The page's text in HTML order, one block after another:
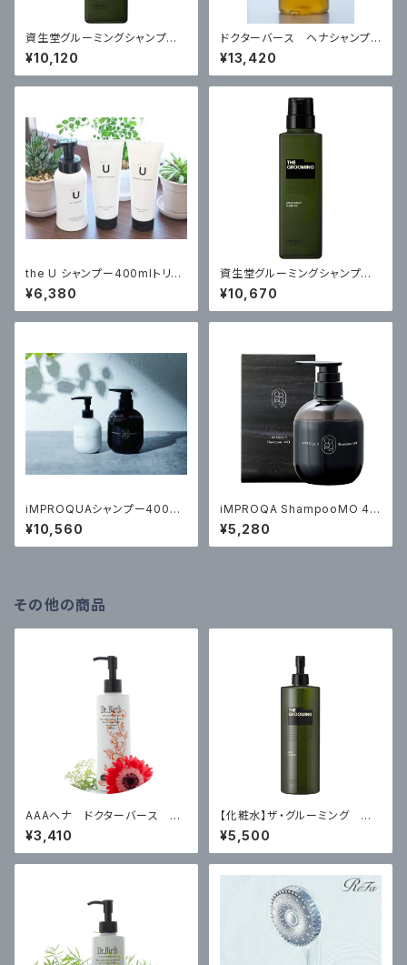
資生堂グルーミングシャンプー5
00ml・・スカルプエフェクター12
0mlセット
¥10,120
ドクターバース ヘナシャンプ
ー・コンディショナーセット
¥13,420
the U シャンプー400mlトリー
トメント240g セット
¥6,380
資生堂グルーミングシャンプー5
00ml・トリートメント500gセッ
ト
¥10,670
iMPROQUAシャンプー400m
¥10,560
iMPROQA ShampooMO 40
0ml ¥5280(税込）
¥5,280
その他の商品
AAAヘナ ドクターバース コ
ンディショナー200ml ￥3410
（税込）
¥3,410
【化粧水】ザ・グルーミング ロ
ーション THE GROOMING L
OTION 480ml ¥5,500（税
込）
¥5,500